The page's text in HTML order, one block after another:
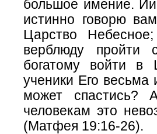
большое имение.
истинно говорю
Царство
верблюду пройти
богатому войти в
ученики Его весьма
может спастись?
человекам это
(Матфея 19:16-26).